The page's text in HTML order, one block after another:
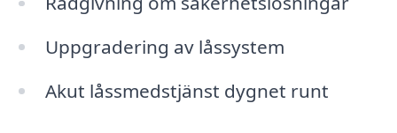
Uppgradering av låssystem
Akut låssmedstjänst dygnet runt